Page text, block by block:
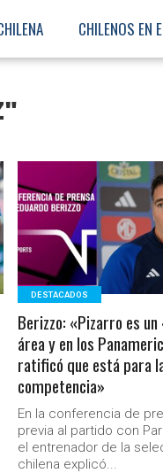
CHILENOS EN
LEER MÁS
DESTACADOS
Berizzo: «Pizarro es
área y en los
ratificó que está para
competencia»
En la conferencia de
previa al partido con
el entrenador de la
chilena explicó...
Secretaría General